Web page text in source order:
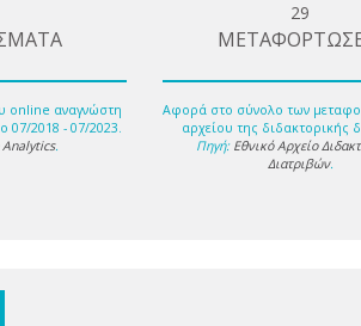
online αναγνώστη
07/2018 - 07/2023.
.
29
Αφορά στο σύνολο των
αρχείου της διδακτορικής
Πηγή: Εθνικό Αρχείο
Διατριβών.